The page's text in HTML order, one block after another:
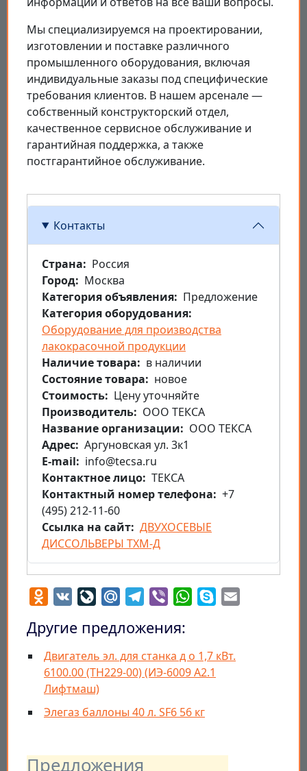
Предложения
Мы специализируемся на проектировании,
изготовлении и поставке различного
промышленного оборудования, включая
индивидуальные заказы под специфические
требования клиентов. В нашем арсенале —
собственный конструкторский отдел,
качественное сервисное обслуживание и
гарантийная поддержка, а также
постгарантийное обслуживание.
Контакты
Страна
Россия
Город
Москва
Категория объявления
Предложение
Категория оборудования
Оборудование для производства
лакокрасочной продукции
Наличие товара
в наличии
Состояние товара
новое
Стоимость
Цену уточняйте
Производитель
ООО ТЕКСА
Название организации
ООО ТЕКСА
Aдрес Аргуновская ул. 3к1
E-mail
info@tecsa.ru
Контактное лицо ТЕКСА
Контактный номер телефона
+7
(495) 212-11-60
Ссылка на сайт ДВУХОСЕВЫЕ
ДИССОЛЬВЕРЫ ТХМ-Д
Odnoklassniki
VK LiveJournal
Mail.RuTelegram
Viber WhatsApp
Skype
Другие предложения:
Двигатель эл. для станка д о 1,7 кВт.
6100.00 (ТН229-00) (ИЭ-6009 А2.1
Лифтмаш)
Элегаз баллоны 40 л. SF6 56 кг